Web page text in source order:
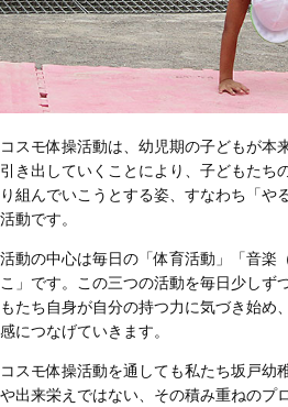
コスモ体操活動は、幼児期の子どもが本
引き出していくことにより、子どもたち
り組んでいこうとする姿、すなわち「や
活動です。
活動の中心は毎日の「体育活動」「音楽
こ」です。この三つの活動を毎日少しず
もたち自身が自分の持つ力に気づき始め
感につなげていきます。
コスモ体操活動を通しても私たち坂戸幼
や出来栄えではない、その積み重ねのプ